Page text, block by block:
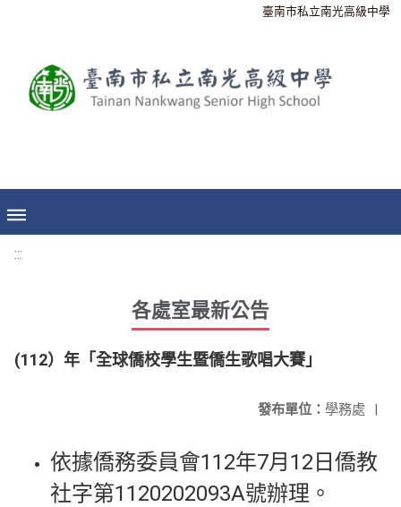
臺南市私立南光高級中學
:::
各處室最新公告
(112）年「全球僑校學生暨僑生歌唱大賽」
發布單位： 學務處 |
依據僑務委員會112年7月12日僑教
社字第1120202093A號辦理。